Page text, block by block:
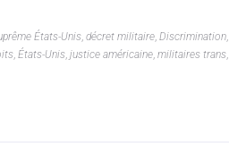
États-Unis, décret militaire, Discrimination,
, États-Unis, justice américaine, militaires trans,